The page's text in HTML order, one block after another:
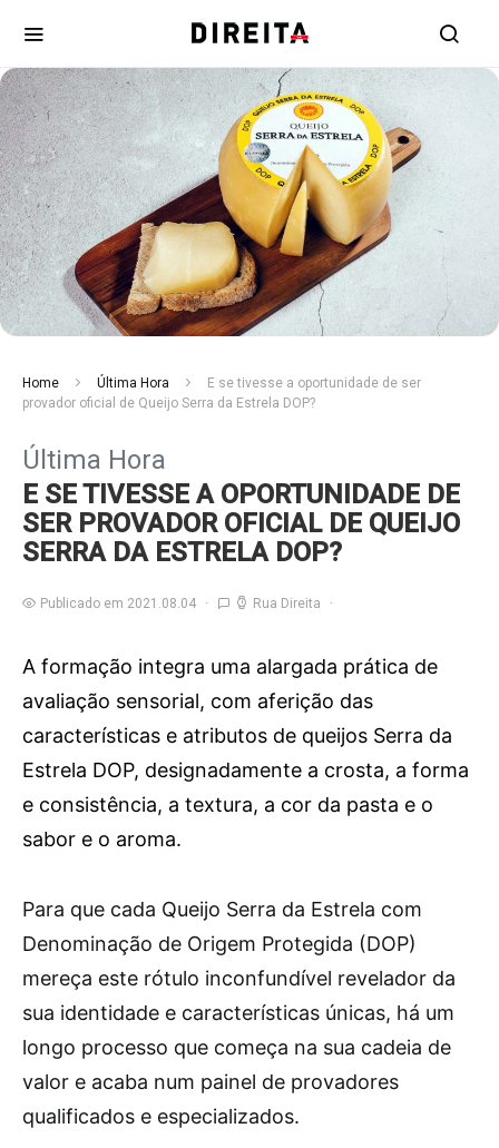
Home Última Hora
E se tivesse a oportunidade de ser
provador oficial de Queijo Serra da Estrela DOP?
Última Hora
E SE TIVESSE A OPORTUNIDADE DE
SER PROVADOR OFICIAL DE QUEIJO
SERRA DA ESTRELA DOP?
Publicado em 2021.08.04 Rua Direita
A formação integra uma alargada prática de
avaliação sensorial, com aferição das
características e atributos de queijos Serra da
Estrela DOP, designadamente a crosta, a forma
e consistência, a textura, a cor da pasta e o
sabor e o aroma.
Para que cada Queijo Serra da Estrela com
Denominação de Origem Protegida (DOP)
mereça este rótulo inconfundível revelador da
sua identidade e características únicas, há um
longo processo que começa na sua cadeia de
valor e acaba num painel de provadores
qualificados e especializados.